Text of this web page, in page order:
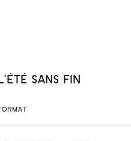
L’ÉTÉ SANS FIN